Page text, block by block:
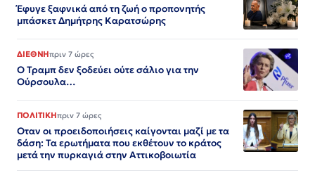
Έφυγε ξαφνικά από τη ζωή ο προπονητής
μπάσκετ Δημήτρης Καρατσώρης
ΔΙΕΘΝΗπριν 7 ώρες
Ο Τραμπ δεν ξοδεύει ούτε σάλιο για την
Ούρσουλα…
ΠΟΛΙΤΙΚΗπριν 7 ώρες
Οταν οι προειδοποιήσεις καίγονται μαζί με τα
δάση: Τα ερωτήματα που εκθέτουν το κράτος
μετά την πυρκαγιά στην Αττικοβοιωτία